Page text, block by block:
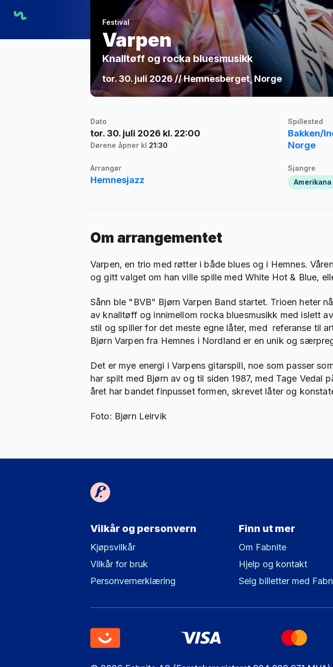
Festival
Varpen
Knalltøff og rocka bluesmusikk
tor. 30. juli 2026 // Hemnesberget, Norge
Dato
tor. 30. juli 2026 kl. 22:00
Dørene åpner kl 21:30
Spillested
Bakken/
Norge
Arrangør
Hemnesjazz
Sjangre
Amerikana
Om arrangementet
Varpen, en trio med røtter i både blues og i Hemnes.
og gitt valget om han ville spille med White Hot & Blue,
Sånn ble "BVB" Bjørn Varpen Band startet. Trioen heter
av knalltøff og innimellom rocka bluesmusikk med islett
stil og spiller for det meste egne låter, med referanse til
Bjørn Varpen fra Hemnes i Nordland er en unik og
Det er mye energi i Varpens gitarspill, noe som passer
har spilt med Bjørn av og til siden 1987, med Tage Vedal
året har bandet finpusset formen, skrevet låter og
Foto: Bjørn Leirvik
Vilkår og personvern
Kjøpsvilkår
Vilkår for bruk
Personvernerklæring
Finn ut mer
Om Fabnite
Hjelp og kontakt
Selg billetter med